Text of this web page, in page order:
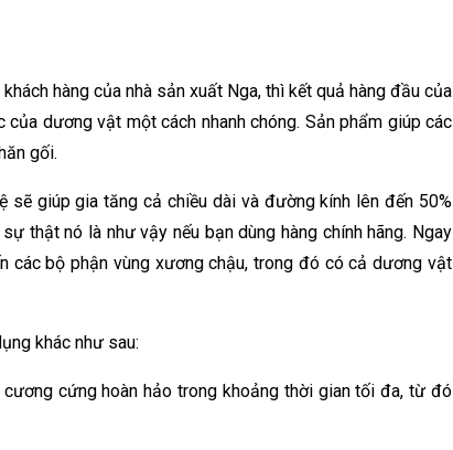
hàng của nhà sản xuất Nga, thì kết quả hàng đầu của
dương vật một cách nhanh chóng. Sản phẩm giúp các
gối.
sẽ giúp gia tăng cả chiều dài và đường kính lên đến 50%
thật nó là như vậy nếu bạn dùng hàng chính hãng. Ngay
các bộ phận vùng xương chậu, trong đó có cả dương vật
khác như sau:
cứng hoàn hảo trong khoảng thời gian tối đa, từ đó